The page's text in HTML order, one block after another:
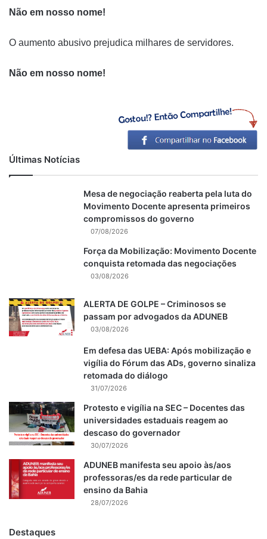
Não em nosso nome!
O aumento abusivo prejudica milhares de servidores.
Não em nosso nome!
Últimas Notícias
Mesa de negociação reaberta pela luta do
Movimento Docente apresenta primeiros
compromissos do governo
07/08/2026
Força da Mobilização: Movimento Docente
conquista retomada das negociações
03/08/2026
ALERTA DE GOLPE – Criminosos se
passam por advogados da ADUNEB
03/08/2026
Em defesa das UEBA: Após mobilização e
vigília do Fórum das ADs, governo sinaliza
retomada do diálogo
31/07/2026
Protesto e vigília na SEC – Docentes das
universidades estaduais reagem ao
descaso do governador
30/07/2026
ADUNEB manifesta seu apoio às/aos
professoras/es da rede particular de
ensino da Bahia
28/07/2026
Destaques